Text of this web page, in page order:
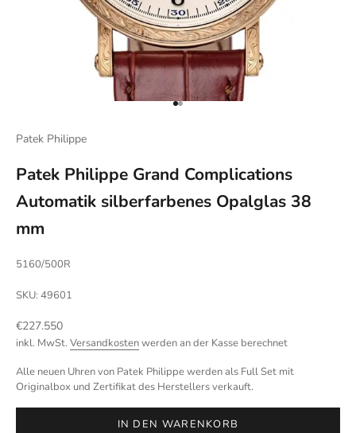
Gehe zu Element 1
Gehe zu Element 2
Patek Philippe
Patek Philippe Grand Complications
Automatik silberfarbenes Opalglas 38
mm
5160/500R
SKU: 49601
Angebot
€227.550
inkl. MwSt. Versandkostenwerden an der Kasse berechnet
Alle neuen Uhren von Patek Philippe werden als Full Set mit
Originalbox und Zertifikat des Herstellers verkauft.
IN DEN WARENKORB